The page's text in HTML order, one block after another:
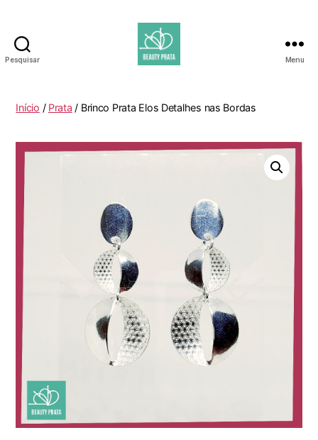
Pesquisar Menu
Início / Prata / Brinco Prata Elos Detalhes nas Bordas